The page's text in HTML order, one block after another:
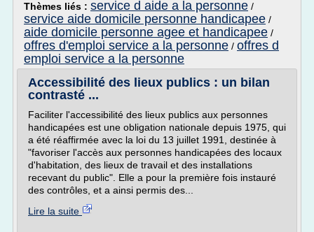
Thèmes liés : service d aide a la personne /
service aide domicile personne handicapee /
aide domicile personne agee et handicapee /
offres d'emploi service a la personne / offres d
emploi service a la personne
Accessibilité des lieux publics : un bilan
contrasté ...
Faciliter l'accessibilité des lieux publics aux personnes
handicapées est une obligation nationale depuis 1975, qui
a été réaffirmée avec la loi du 13 juillet 1991, destinée à
"favoriser l'accès aux personnes handicapées des locaux
d'habitation, des lieux de travail et des installations
recevant du public". Elle a pour la première fois instauré
des contrôles, et a ainsi permis des...
Lire la suite